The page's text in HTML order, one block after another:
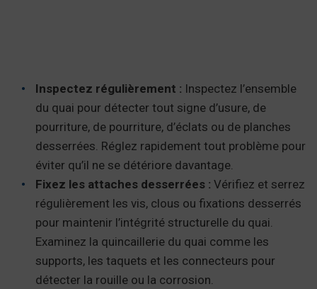
Inspectez régulièrement : Inspectez l’ensemble
du quai pour détecter tout signe d’usure, de
pourriture, de pourriture, d’éclats ou de planches
desserrées. Réglez rapidement tout problème pour
éviter qu’il ne se détériore davantage.
Fixez les attaches desserrées : Vérifiez et serrez
régulièrement les vis, clous ou fixations desserrés
pour maintenir l’intégrité structurelle du quai.
Examinez la quincaillerie du quai comme les
supports, les taquets et les connecteurs pour
détecter la rouille ou la corrosion.